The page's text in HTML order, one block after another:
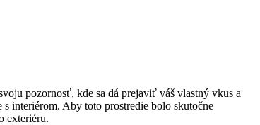
pozornosť, kde sa dá prejaviť váš vlastný vkus a
interiérom. Aby toto prostredie bolo skutočne
exteriéru.